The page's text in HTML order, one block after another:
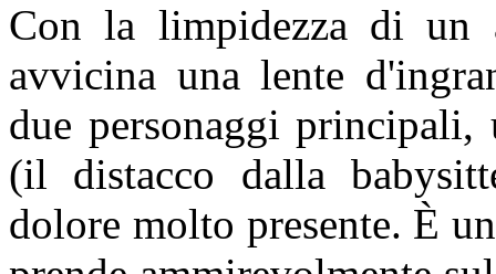
Con la limpidezza di un
avvicina una lente
due personaggi
(il distacco dalla
dolore molto presente. È